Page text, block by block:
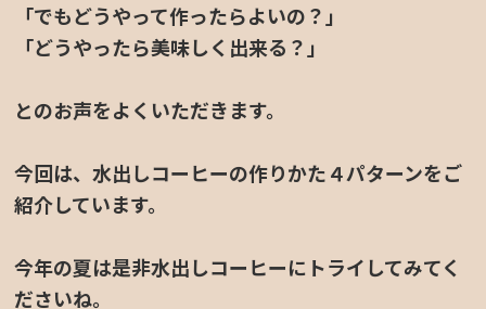
「でもどうやって作ったらよいの？」
「どうやったら美味しく出来る？」
とのお声をよくいただきます。
今回は、水出しコーヒーの作りかた４パターンをご
紹介しています。
今年の夏は是非水出しコーヒーにトライしてみてく
ださいね。